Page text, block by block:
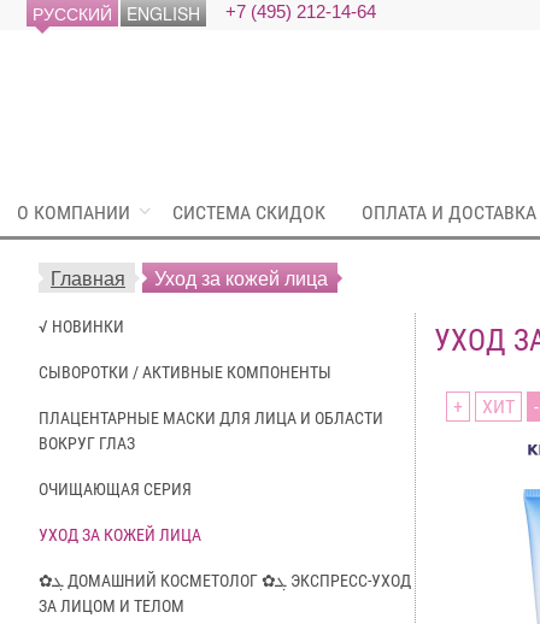
РУССКИЙ ENGLISH +7 (495) 212-14-64
О КОМПАНИИ СИСТЕМА СКИДОК ОПЛАТА И ДОСТАВКА
Главная Уход за кожей лица
√ НОВИНКИ
СЫВОРОТКИ / АКТИВНЫЕ КОМПОНЕНТЫ
ПЛАЦЕНТАРНЫЕ МАСКИ ДЛЯ ЛИЦА И ОБЛАСТИ
ВОКРУГ ГЛАЗ
ОЧИЩАЮЩАЯ СЕРИЯ
УХОД ЗА КОЖЕЙ ЛИЦА
✿ܓ ДОМАШНИЙ КОСМЕТОЛОГ ✿ܓ ЭКСПРЕСС-УХОД
ЗА ЛИЦОМ И ТЕЛОМ
УХОД
+ ХИТ